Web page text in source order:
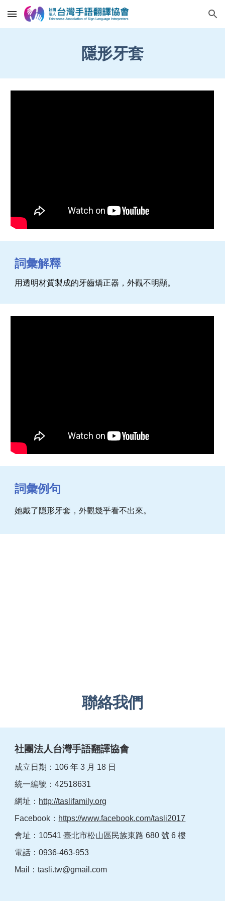
Skip to main content Skip to navigation
隱形牙套
詞彙解釋
用透明材質製成的牙齒矯正器，外觀不明顯。
詞彙例句
她戴了隱形牙套，外觀幾乎看不出來。
聯絡我們
社團法人台灣手語翻譯協會
成立日期：106 年 3 月 18 日
統一編號：42518631
網址： http://taslifamily.org
Facebook： https://www.facebook.com/tasli2017
會址：10541 臺北市松山區民族東路 680 號 6 樓
電話：0936-463-953
Mail：tasli.tw@gmail.com